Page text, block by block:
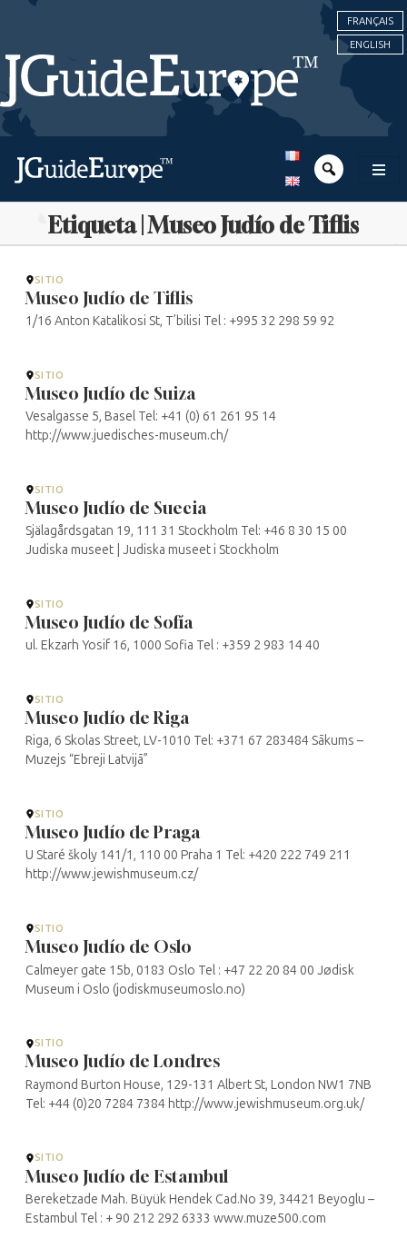
FRANÇAIS
ENGLISH
Etiqueta | Museo Judío de Tiflis
SITIO
Museo Judío de Tiflis
1/16 Anton Katalikosi St, T’bilisi Tel : +995 32 298 59 92
SITIO
Museo Judío de Suiza
Vesalgasse 5, Basel Tel: +41 (0) 61 261 95 14
http://www.juedisches-museum.ch/
SITIO
Museo Judío de Suecia
Själagårdsgatan 19, 111 31 Stockholm Tel: +46 8 30 15 00
Judiska museet | Judiska museet i Stockholm
SITIO
Museo Judío de Sofía
ul. Ekzarh Yosif 16, 1000 Sofia Tel : +359 2 983 14 40
SITIO
Museo Judío de Riga
Riga, 6 Skolas Street, LV-1010 Tel: +371 67 283484 Sākums –
Muzejs “Ebreji Latvijā”
SITIO
Museo Judío de Praga
U Staré školy 141/1, 110 00 Praha 1 Tel: +420 222 749 211
http://www.jewishmuseum.cz/
SITIO
Museo Judío de Oslo
Calmeyer gate 15b, 0183 Oslo Tel : +47 22 20 84 00 Jødisk
Museum i Oslo (jodiskmuseumoslo.no)
SITIO
Museo Judío de Londres
Raymond Burton House, 129-131 Albert St, London NW1 7NB
Tel: +44 (0)20 7284 7384 http://www.jewishmuseum.org.uk/
SITIO
Museo Judío de Estambul
Bereketzade Mah. Büyük Hendek Cad.No 39, 34421 Beyoglu –
Estambul Tel : + 90 212 292 6333 www.muze500.com